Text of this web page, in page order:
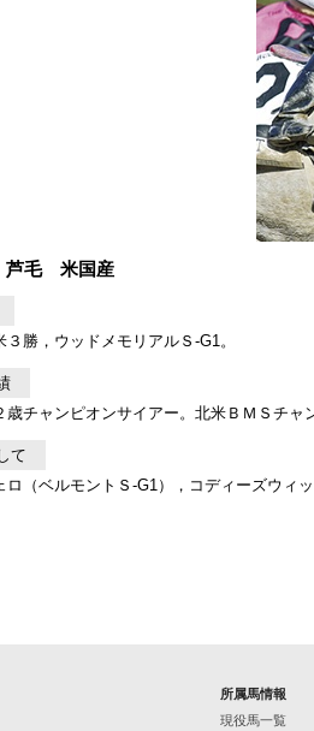
芦毛 米国産
勝，ウッドメモリアルＳ-G1。
歳チャンピオンサイアー。北米ＢＭＳチ
て
ロ（ベルモントＳ-G1），コディーズウィ
所属馬情報
現役馬一覧